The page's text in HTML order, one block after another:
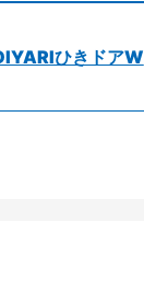
ひきドアW